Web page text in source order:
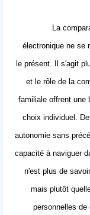
La
électronique ne se
le présent. Il s'agit
et le rôle de la
familiale offrent
choix individuel.
autonomie sans
capacité à naviguer
n'est plus de
mais plutôt
personnelles